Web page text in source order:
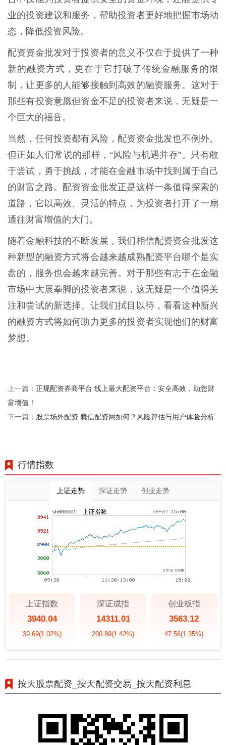
业的投资建议和服务，帮助投资者更好地把握市场动
态，降低投资风险。
配资资金批发对于投资者的意义不仅在于提供了一种
新的融资方式，更在于它打破了传统金融服务的限
制，让更多的人能够接触到高效的融资服务。这对于
那些有投资意愿但资金不足的投资者来说，无疑是一
个巨大的福音。
当然，任何投资都有风险，配资资金批发也不例外。
但正如人们常说的那样，“风险与机遇并存”。只有敢
于尝试，勇于挑战，才能在金融市场中找到属于自己
的财富之路。配资资金批发正是这样一条值得探索的
道路，它以高效、灵活的特点，为投资者打开了一扇
通往财富增值的大门。
随着金融科技的不断发展，我们相信配资资金批发这
种新型的融资方式将会越来越成熟配资平台哪个是实
盘的，服务也会越来越完善。对于那些有志于在金融
市场中大展拳脚的投资者来说，这无疑是一个值得关
注和尝试的新选择。让我们拭目以待，看看这种新兴
的融资方式将如何助力更多的投资者实现他们的财富
梦想。
上一篇： 正规配资券商平台 线上最大配资平台：安全高效，助您财
富增值！
下一篇： 股票场外配资 腾信配资网如何？风险评估与用户体验分析
行情指数
上证走势 深证走势 创业走势
上证指数
3940.04
39.69(1.02%)
深证成指
14311.01
200.89(1.42%)
创业板指
3563.12
47.56(1.35%)
按天股票配资_按天配资交易_按天配资利息